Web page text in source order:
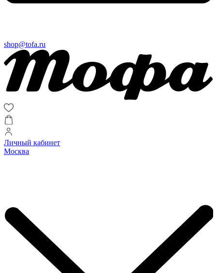
shop@tofa.ru
Личный кабинет
Москва